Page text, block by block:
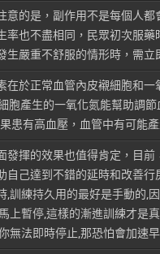
意的是，副作用不是每個人都
率也不盡相同，民眾初次服藥
生嚴重不舒服的情形時，需立
在於正常血管內皮襯細胞和
胞產生的一氧化氮能幫助調
患有高血壓，血管中有可能
發揮的效果也值得肯定，目
自己達到不錯的延時和改善
,訓練持久用的最好是手動的,
上暫停,這樣的漸進訓練才是
無法即時停止,那恐怕會加速